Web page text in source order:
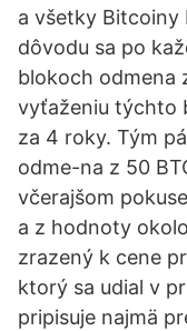
a všetky Bitcoiny
dôvodu sa po
blokoch odmena
vyťaženiu týchto
za 4 roky. Tým
odme-na z 50
včerajšom
a z hodnoty
zrazený k cene
ktorý sa udial v
pripisuje najmä